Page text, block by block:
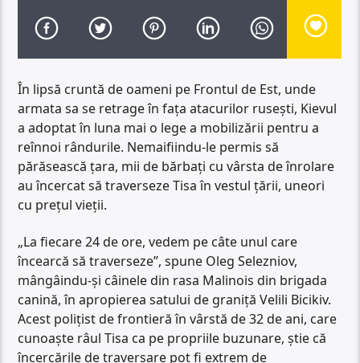
În lipsă cruntă de oameni pe Frontul de Est, unde
armata sa se retrage în fața atacurilor rusești, Kievul
a adoptat în luna mai o lege a mobilizării pentru a
reînnoi rândurile. Nemaifiindu-le permis să
părăsească țara, mii de bărbați cu vârsta de înrolare
au încercat să traverseze Tisa în vestul țării, uneori
cu prețul vieții.
„La fiecare 24 de ore, vedem pe câte unul care
încearcă să traverseze”, spune Oleg Selezniov,
mângâindu-și câinele din rasa Malinois din brigada
canină, în apropierea satului de graniță Velili Bicikiv.
Acest polițist de frontieră în vârstă de 32 de ani, care
cunoaște râul Tisa ca pe propriile buzunare, știe că
încercările de traversare pot fi extrem de